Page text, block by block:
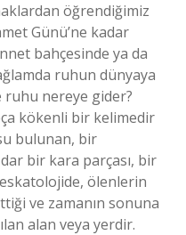
öğrendiğimiz
Günü’ne kadar
bahçesinde ya da
ruhun dünyaya
nereye gider?
bulunan, bir
bir kara parçası, bir
ölenlerin
ve zamanın sonuna
alan veya yerdir.